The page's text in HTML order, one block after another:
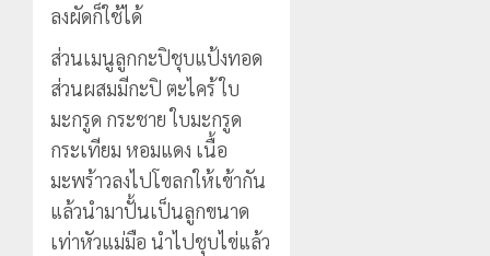
ลงผัดก็ใช้ได้
ส่วนเมนูลูกกะปิชุบแป้งทอด
ส่วนผสมมีกะปิ ตะไคร้ ใบ
มะกรูด กระชาย ใบมะกรูด
กระเทียม หอมแดง เนื้อ
มะพร้าวลงไปโขลกให้เข้ากัน
แล้วนำมาปั้นเป็นลูกขนาด
เท่าหัวแม่มือ นำไปชุบไข่แล้ว